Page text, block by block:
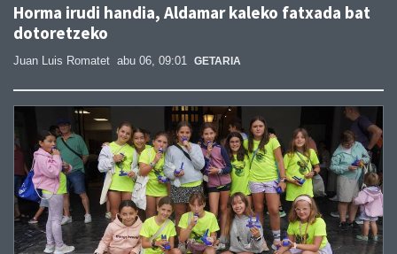
Horma irudi handia, Aldamar kaleko fatxada bat
dotoretzeko
Juan Luis Romatet abu 06, 09:01 GETARIA